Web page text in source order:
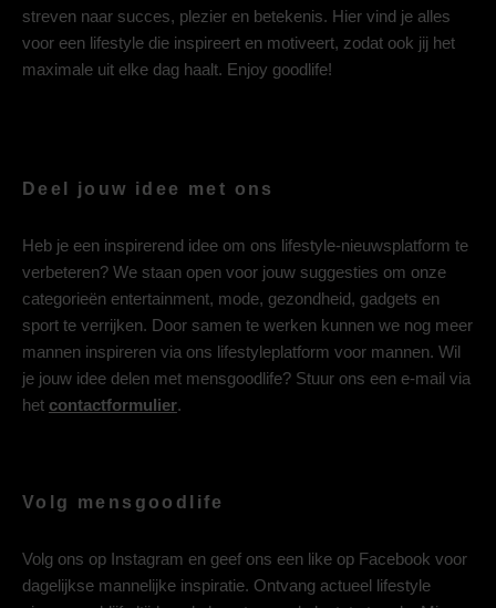
streven naar succes, plezier en betekenis. Hier vind je alles
voor een lifestyle die inspireert en motiveert, zodat ook jij het
maximale uit elke dag haalt. Enjoy goodlife!
Deel jouw idee met ons
Heb je een inspirerend idee om ons lifestyle-nieuwsplatform te
verbeteren? We staan open voor jouw suggesties om onze
categorieën entertainment, mode, gezondheid, gadgets en
sport te verrijken. Door samen te werken kunnen we nog meer
mannen inspireren via ons lifestyleplatform voor mannen. Wil
je jouw idee delen met mensgoodlife? Stuur ons een e-mail via
het contactformulier.
Volg mensgoodlife
Volg ons op Instagram en geef ons een like op Facebook voor
dagelijkse mannelijke inspiratie. Ontvang actueel lifestyle